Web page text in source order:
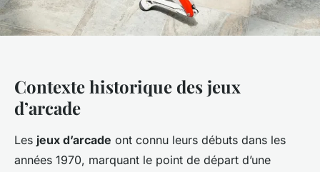
Contexte historique des jeux
d’arcade
Les jeux d’arcade ont connu leurs débuts dans les
années 1970, marquant le point de départ d’une